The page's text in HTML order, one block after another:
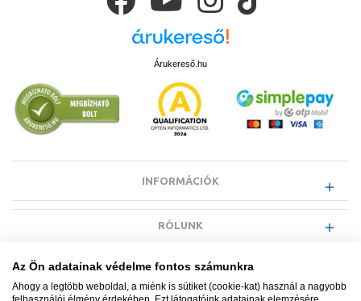
Árukereső.hu
INFORMÁCIÓK
RÓLUNK
EGYÉB INFORMÁCIÓK
Az Ön adatainak védelme fontos számunkra
Ahogy a legtöbb weboldal, a miénk is sütiket (cookie-kat) használ a nagyobb